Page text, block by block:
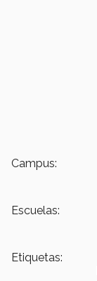
Campus:
Escuelas:
Etiquetas: